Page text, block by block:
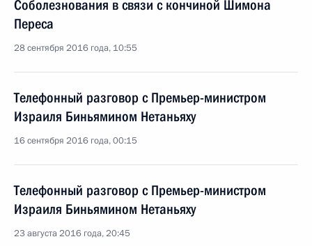
Соболезнования в связи с кончиной Шимона
Переса
28 сентября 2016 года, 10:55
Телефонный разговор с Премьер-министром
Израиля Биньямином Нетаньяху
16 сентября 2016 года, 00:15
Телефонный разговор с Премьер-министром
Израиля Биньямином Нетаньяху
23 августа 2016 года, 20:45